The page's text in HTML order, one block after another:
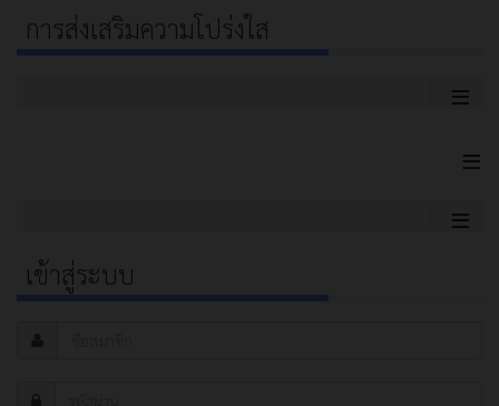
การส่งเสริมความโปร่งใส
≡
≡
≡
เข้าสู่ระบบ